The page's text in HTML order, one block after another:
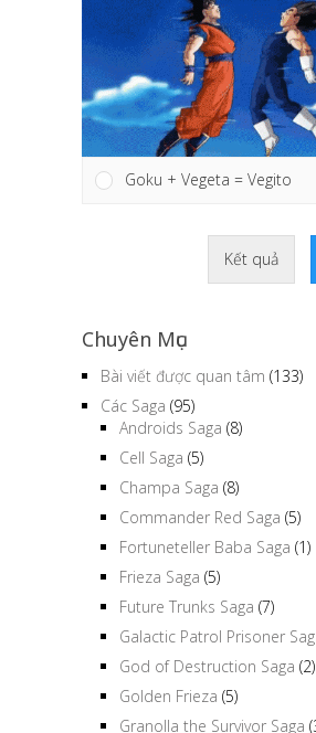
Goku + Vegeta = Vegito
Kết quả
Các Saga(95)
Cell Saga
Champa Saga(8)
Commander Red Saga
Fortuneteller Baba Saga
Frieza Saga(5)
Future Trunks Saga (7)
Galactic Patrol Prisoner Saga
God of Destruction Saga
Golden Frieza(5)
Granolla the Survivor Saga(3)
Majin Buu Saga(13)
Piccolo Saga (3)